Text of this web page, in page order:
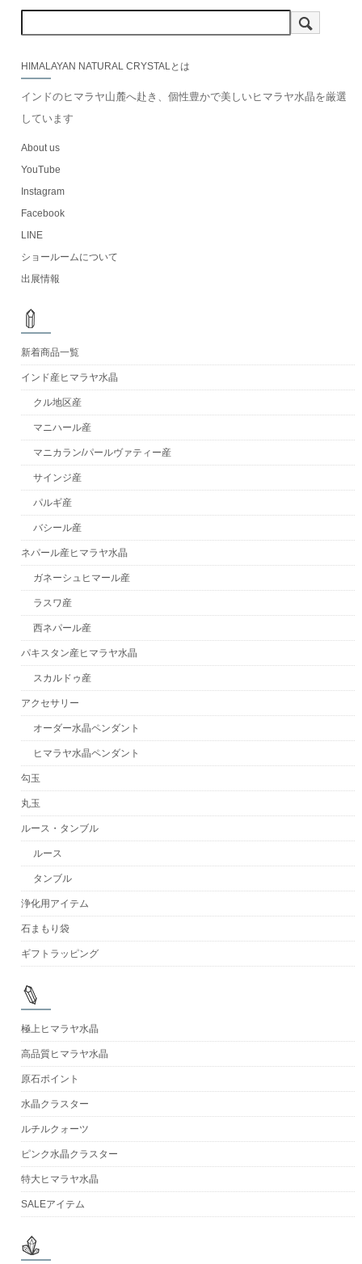
HIMALAYAN NATURAL CRYSTALとは
インドのヒマラヤ山麓へ赴き、個性豊かで美しいヒマラヤ水晶を厳選
しています
About us
YouTube
Instagram
Facebook
LINE
ショールームについて
出展情報
新着商品一覧
インド産ヒマラヤ水晶
クル地区産
マニハール産
マニカラン/パールヴァティー産
サインジ産
パルギ産
バシール産
ネパール産ヒマラヤ水晶
ガネーシュヒマール産
ラスワ産
西ネパール産
パキスタン産ヒマラヤ水晶
スカルドゥ産
アクセサリー
オーダー水晶ペンダント
ヒマラヤ水晶ペンダント
勾玉
丸玉
ルース・タンブル
ルース
タンブル
浄化用アイテム
石まもり袋
ギフトラッピング
極上ヒマラヤ水晶
高品質ヒマラヤ水晶
原石ポイント
水晶クラスター
ルチルクォーツ
ピンク水晶クラスター
特大ヒマラヤ水晶
SALEアイテム